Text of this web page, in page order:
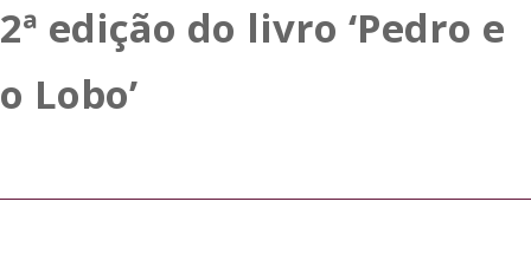
2ª edição do livro ‘Pedro e
o Lobo’